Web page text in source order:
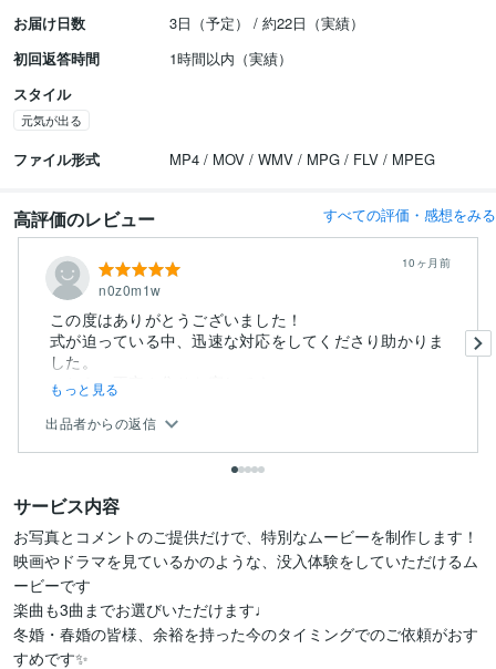
お届け日数
3日（予定） / 約22日（実績）
初回返答時間
1時間以内（実績）
スタイル
元気が出る
ファイル形式 MP4 / MOV / WMV / MPG / FLV / MPEG
高評価のレビュー すべての評価・感想をみる
n0z0m1w
10ヶ月前
この度はありがとうございました！
式が迫っている中、迅速な対応をしてくださり助かりま
した。
こちらの不安や焦りを察してく...
もっと見る
出品者からの返信
サービス内容
お写真とコメントのご提供だけで、特別なムービーを制作します！
映画やドラマを見ているかのような、没入体験をしていただけるム
ービーです
楽曲も3曲までお選びいただけます♩
冬婚・春婚の皆様、余裕を持った今のタイミングでのご依頼がおす
すめです✨